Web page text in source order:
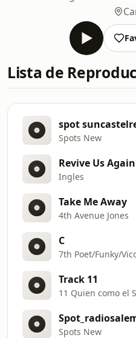
Lista de
spot
Spots New
Revive Us Again
Ingles
Take Me Away
4th Avenue Jones
C
7th Poet/Funky/
Track 11
11 Quien como el
Spots New